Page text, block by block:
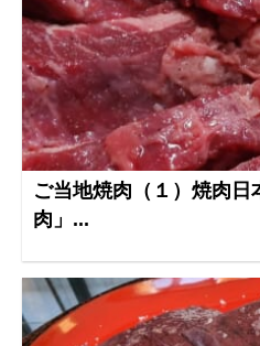
ご当地焼肉（１）焼肉
肉」...